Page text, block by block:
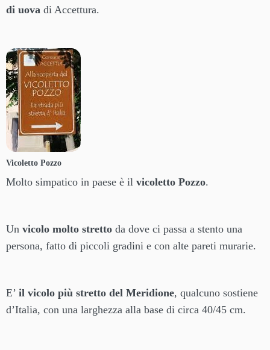
di uova di Accettura.
Vicoletto Pozzo
Molto simpatico in paese è il vicoletto Pozzo.
Un vicolo molto stretto da dove ci passa a stento una
persona, fatto di piccoli gradini e con alte pareti murarie.
E’ il vicolo più stretto del Meridione, qualcuno sostiene
d’Italia, con una larghezza alla base di circa 40/45 cm.